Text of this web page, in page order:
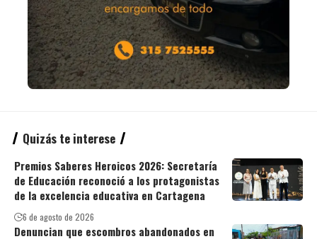
Quizás te interese
Premios Saberes Heroicos 2026: Secretaría
de Educación reconoció a los protagonistas
de la excelencia educativa en Cartagena
6 de agosto de 2026
Denuncian que escombros abandonados en